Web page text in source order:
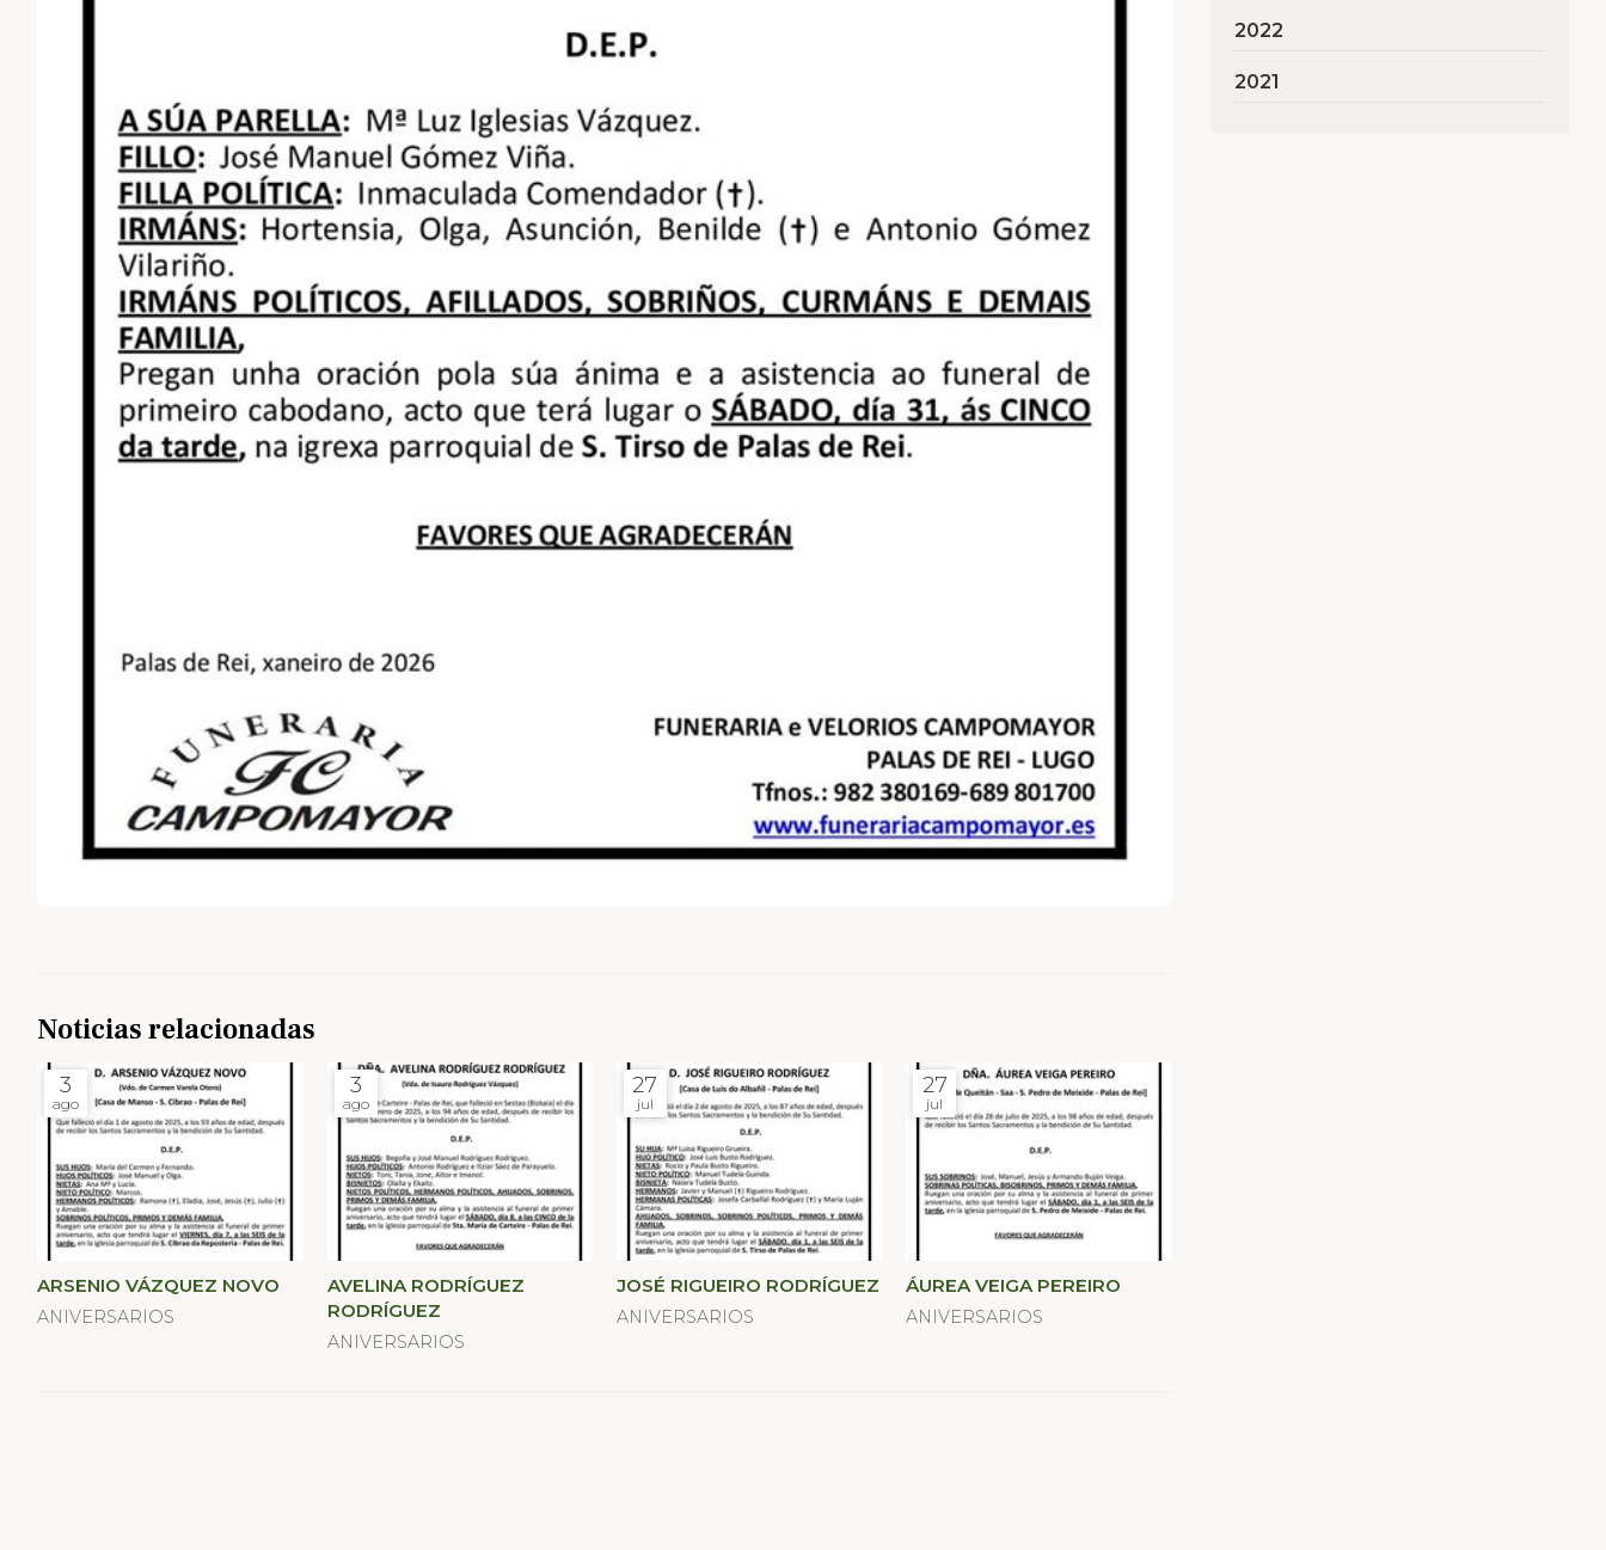
Noticias relacionadas
3
ago
ARSENIO VÁZQUEZ NOVO
ANIVERSARIOS
3
ago
AVELINA RODRÍGUEZ
RODRÍGUEZ
ANIVERSARIOS
27
jul
JOSÉ RIGUEIRO RODRÍGUEZ
ANIVERSARIOS
27
jul
ÁUREA VEIGA PEREIRO
ANIVERSARIOS
2022
2021